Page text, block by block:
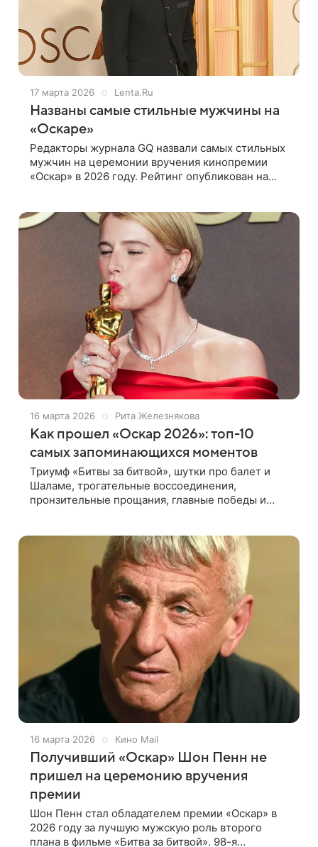
17 марта 2026 Lenta.Ru
Названы самые стильные мужчины на
«Оскаре»
Редакторы журнала GQ назвали самых стильных
мужчин на церемонии вручения кинопремии
«Оскар» в 2026 году. Рейтинг опубликован на
16 марта 2026 Рита Железнякова
Как прошел «Оскар 2026»: топ-10
самых запоминающихся моментов
Триумф «Битвы за битвой», шутки про балет и
Шаламе, трогательные воссоединения,
пронзительные прощания, главные победы и
16 марта 2026 Кино Mail
Получивший «Оскар» Шон Пенн не
пришел на церемонию вручения
премии
Шон Пенн стал обладателем премии «Оскар» в
2026 году за лучшую мужскую роль второго
плана в фильме «Битва за битвой». 98-я